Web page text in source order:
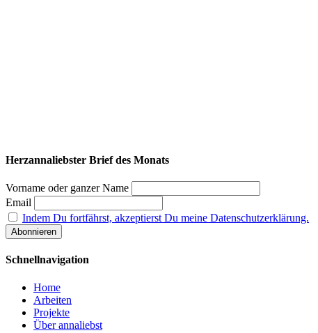
Herzannaliebster Brief des Monats
Vorname oder ganzer Name
Email
Indem Du fortfährst, akzeptierst Du meine Datenschutzerklärung.
Schnellnavigation
Home
Arbeiten
Projekte
Über annaliebst